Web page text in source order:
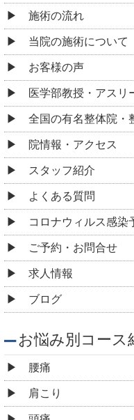
施術の流れ
当院の施術について
お客様の声
医学部教授・アスリ
全国の有名整体院・
院情報・アクセス
スタッフ紹介
よくある質問
コロナウィルス感染
ご予約・お問合せ
求人情報
ブログ
お悩み別コース
腰痛
肩こり